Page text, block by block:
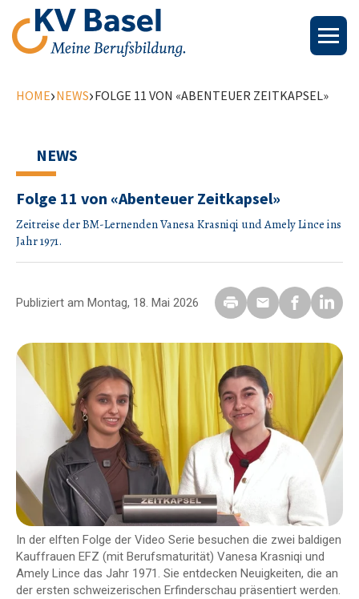
HOME›NEWS›FOLGE 11 VON «ABENTEUER ZEITKAPSEL»
NEWS
Folge 11 von «Abenteuer Zeitkapsel»
Zeitreise der BM-Lernenden Vanesa Krasniqi und Amely Lince ins
Jahr 1971.
Publiziert am Montag, 18. Mai 2026
In der elften Folge der Video Serie besuchen die zwei baldigen
Kauffrauen EFZ (mit Berufsmaturität) Vanesa Krasniqi und
Amely Lince das Jahr 1971. Sie entdecken Neuigkeiten, die an
der ersten schweizerischen Erfinderschau präsentiert werden.